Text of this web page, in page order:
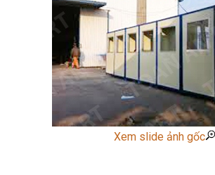
Xem slide ảnh gốc